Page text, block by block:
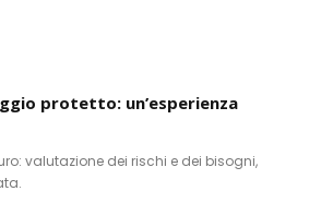
protetto: un’esperienza
valutazione dei rischi e dei bisogni,